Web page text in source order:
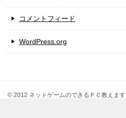
コメントフィード
WordPress.org
© 2012 ネットゲームのできるＰＣ教えます